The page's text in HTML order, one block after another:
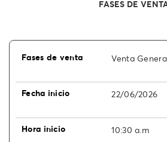
FASES DE
Venta
22/06/2026
10:30 a.m